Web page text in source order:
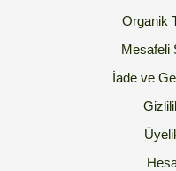
Organik
Mesafeli
İade ve